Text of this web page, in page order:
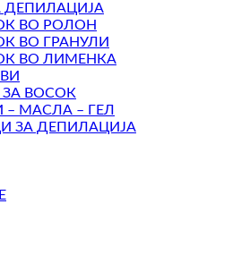
ДЕПИЛАЦИЈА
ВО РОЛОН
ВО ГРАНУЛИ
ВО ЛИМЕНКА
ВОСОК
МАСЛА – ГЕЛ
ЗА ДЕПИЛАЦИЈА